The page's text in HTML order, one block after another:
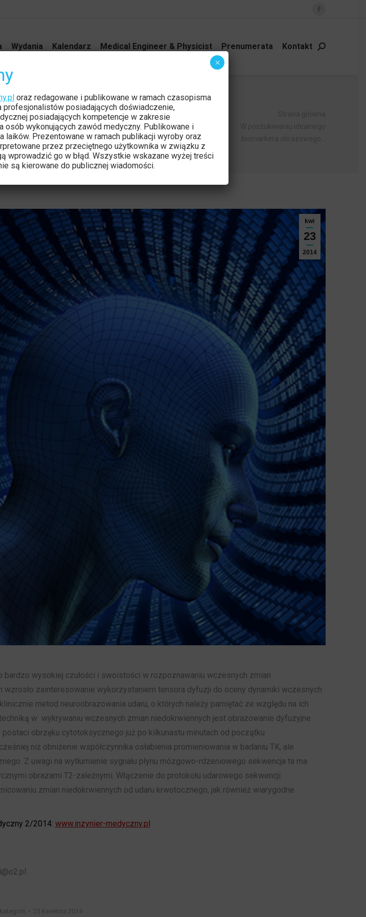
Facebook
opens
Wydania Kalendarz Medical Engineer & Physicist Prenumerata Kontakt Szukaj:
obrazowego dla
tensora dyfuzji MR
kwi
23
2014
wysokiej czułości i swoistości w rozpoznawaniu wczesnych zmian
zainteresowanie wykorzystaniem tensora dyfuzji do oceny dynamiki wczesnych
metod neuroobrazowania udaru, o których należy pamiętać ze względu na ich
w wykrywaniu wczesnych zmian niedokrwiennych jest obrazowanie dyfuzyjne
obrzęku cytotoksycznego już po kilkunastu minutach od początku
niż obniżenie współczynnika osłabienia promieniowania w badaniu TK, ale
Z uwagi na wytłumienie sygnału płynu mózgowo-rdzeniowego sekwencja ta ma
obrazami T2-zależnymi. Włączenie do protokołu udarowego sekwencji
zmian niedokrwiennych od udaru krwotocznego, jak również wiarygodne
2/2014: www.inzynier-medyczny.pl
23 kwietnia 2014
oraz redagowane i publikowane w ramach czasopisma
profesjonalistów posiadających doświadczenie,
posiadających kompetencje w zakresie
osób wykonujących zawód medyczny. Publikowane i
laików. Prezentowane w ramach publikacji wyroby oraz
przez przeciętnego użytkownika w związku z
wprowadzić go w błąd. Wszystkie wskazane wyżej treści
są kierowane do publicznej wiadomości.
×